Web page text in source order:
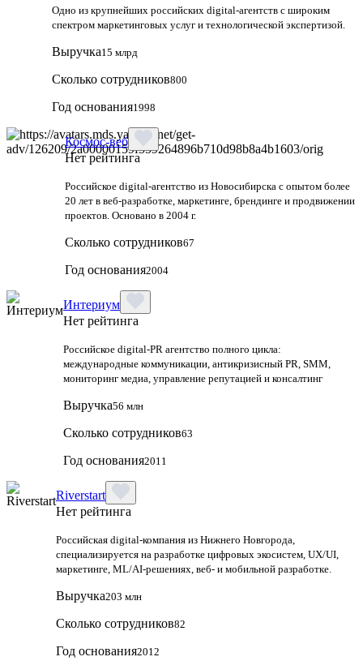
Одно из крупнейших российских digital-агентств с широким
спектром маркетинговых услуг и технологической экспертизой.
Выручка15 млрд
Сколько сотрудников800
Год основания1998
Космос-веб
Нет рейтинга
Российское digital-агентство из Новосибирска с опытом более
20 лет в веб-разработке, маркетинге, брендинге и продвижении
проектов. Основано в 2004 г.
Сколько сотрудников67
Год основания2004
Интериум
Нет рейтинга
Российское digital-PR агентство полного цикла:
международные коммуникации, антикризисный PR, SMM,
мониторинг медиа, управление репутацией и консалтинг
Выручка56 млн
Сколько сотрудников63
Год основания2011
Riverstart
Нет рейтинга
Российская digital‑компания из Нижнего Новгорода,
специализируется на разработке цифровых экосистем, UX/UI,
маркетинге, ML/AI‑решениях, веб‑ и мобильной разработке.
Выручка203 млн
Сколько сотрудников82
Год основания2012